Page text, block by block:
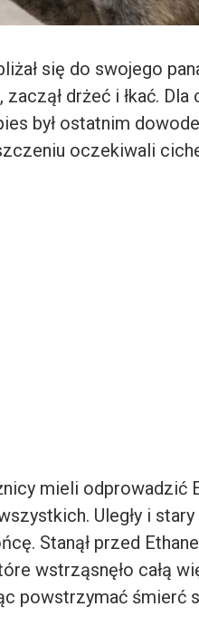
się do swojego
drżeć i łkać. Dla
był ostatnim
oczekiwali
mieli odprowadzić
Uległy i
Stanął przed
wstrząsnęło całą
powstrzymać śmierć